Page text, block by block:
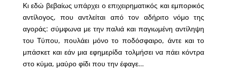
Κι εδώ βεβαίως υπάρχει ο επιχειρηματικός και εμπορικός
αντίλογος, που αντλείται από τον αδήριτο νόμο της
αγοράς: σύμφωνα με την παλιά και παγιωμένη αντίληψη
του Τύπου, πουλάει μόνο το ποδόσφαιρο, άντε και το
μπάσκετ και εάν μια εφημερίδα τολμήσει να πάει κόντρα
στο κύμα, μαύρο φίδι που την έφαγε…